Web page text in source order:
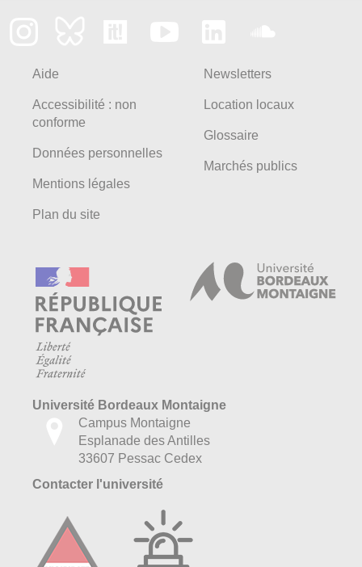
Aide
Accessibilité : non
conforme
Données personnelles
Mentions légales
Plan du site
Newsletters
Location locaux
Glossaire
Marchés publics
Université Bordeaux Montaigne
Campus Montaigne
Esplanade des Antilles
33607 Pessac Cedex
Contacter l'université